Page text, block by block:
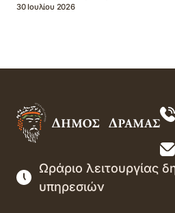
30 Ιουλίου 2026
Ωράριο λειτουργίας
υπηρεσιών